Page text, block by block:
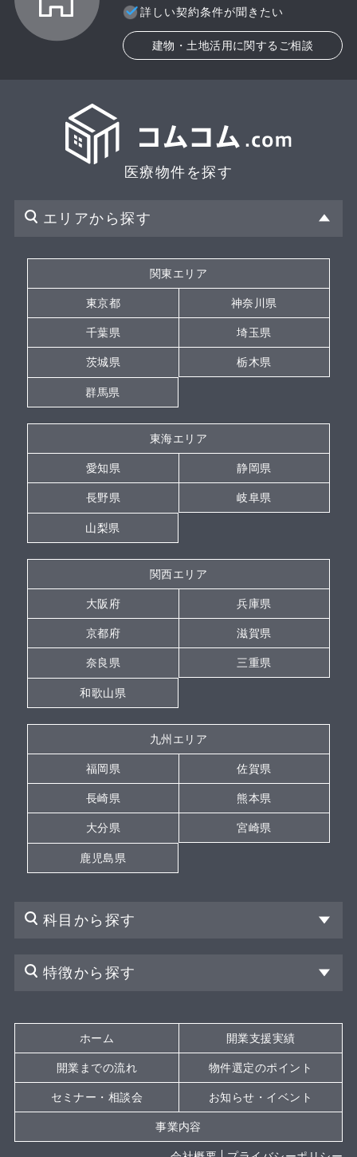
詳しい契約条件が聞きたい
建物・土地活用に関するご相談
医療物件を探す
エリアから探す
関東エリア
東京都 神奈川県
千葉県 埼玉県
茨城県 栃木県
群馬県
東海エリア
愛知県 静岡県
長野県 岐阜県
山梨県
関西エリア
大阪府 兵庫県
京都府 滋賀県
奈良県 三重県
和歌山県
九州エリア
福岡県 佐賀県
長崎県 熊本県
大分県 宮崎県
鹿児島県
科目から探す
特徴から探す
ホーム 開業支援実績
開業までの流れ 物件選定のポイント
セミナー・相談会 お知らせ・イベント
事業内容